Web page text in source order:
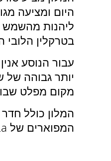
ליהנות מהשמש
בטרקלין הלובי
יותר גבוהה של
מקום מפלט שבו
המלון כולל
המפוארים של CHI, The Spa at Shangri-La. לילדים יש אזור משחקים מיוחד עבורם, עם נדנדות ופעילויות נוספות באוויר הפתוח.